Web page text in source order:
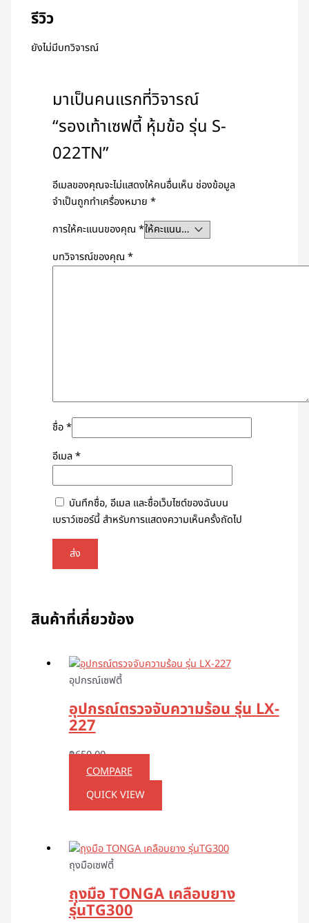
รีวิว
ยังไม่มีบทวิจารณ์
มาเป็นคนแรกที่วิจารณ์
“รองเท้าเซฟตี้ หุ้มข้อ รุ่น S-
022TN”
อีเมลของคุณจะไม่แสดงให้คนอื่นเห็น ช่องข้อมูล
จำเป็นถูกทำเครื่องหมาย*
การให้คะแนนของคุณ*
บทวิจารณ์ของคุณ*
ชื่อ*
อีเมล*
บันทึกชื่อ, อีเมล และชื่อเว็บไซต์ของฉันบน
เบราว์เซอร์นี้ สำหรับการแสดงความเห็นครั้งถัดไป
สินค้าที่เกี่ยวข้อง
อุปกรณ์เซฟตี้
อุปกรณ์ตรวจจับความร้อน รุ่น LX-
227
฿650.00
COMPARE
QUICK VIEW
ถุงมือเซฟตี้
ถุงมือ TONGA เคลือบยาง
รุ่นTG300